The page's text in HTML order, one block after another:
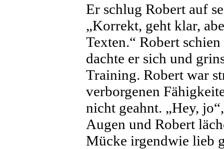
Er schlug Robert auf
„Korrekt, geht klar,
Texten.“ Robert
dachte er sich und
Training. Robert war
verborgenen
nicht geahnt. „Hey,
Augen und Robert
Mücke irgendwie lieb